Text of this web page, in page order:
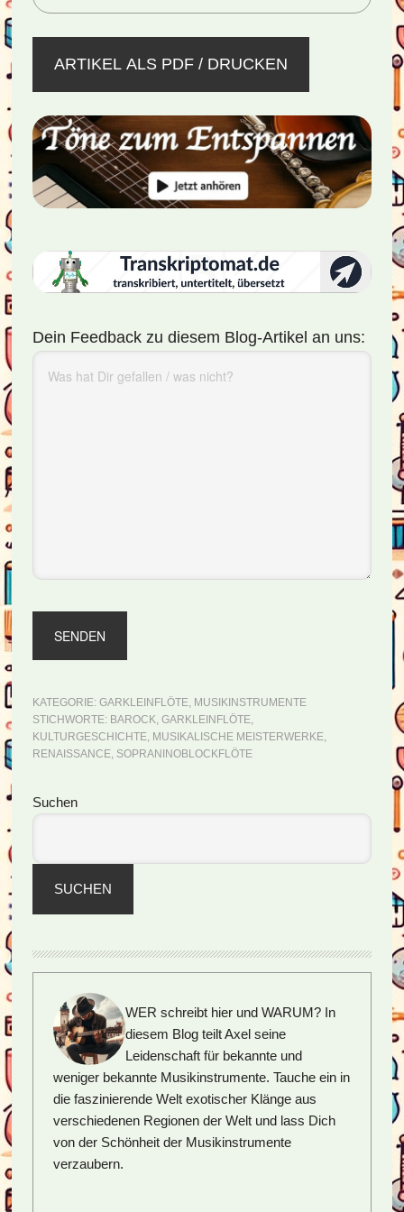
ARTIKEL ALS PDF / DRUCKEN
Dein Feedback zu diesem Blog-Artikel an uns:
KATEGORIE: GARKLEINFLÖTE, MUSIKINSTRUMENTE
STICHWORTE: BAROCK, GARKLEINFLÖTE,
KULTURGESCHICHTE, MUSIKALISCHE MEISTERWERKE,
RENAISSANCE, SOPRANINOBLOCKFLÖTE
Seitenspalte
Suchen
SUCHEN
WER schreibt hier und WARUM? In
diesem Blog teilt Axel seine
Leidenschaft für bekannte und
weniger bekannte Musikinstrumente. Tauche ein in
die faszinierende Welt exotischer Klänge aus
verschiedenen Regionen der Welt und lass Dich
von der Schönheit der Musikinstrumente
verzaubern.